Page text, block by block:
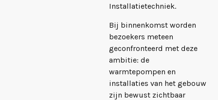
Installatietechniek.
Bij binnenkomst worden
bezoekers meteen
geconfronteerd met deze
ambitie: de
warmtepompen en
installaties van het gebouw
zijn bewust zichtbaar